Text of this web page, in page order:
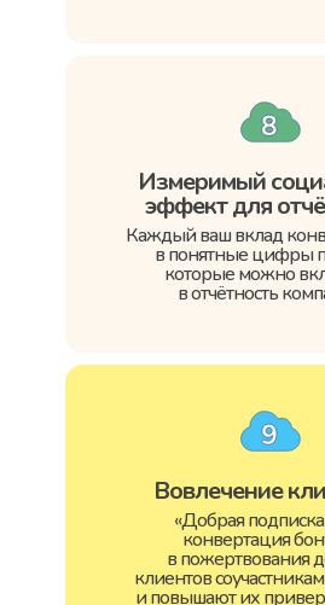
«Добрая
конвертация
в пожертвования
клиентов
и повышают их
Вовлечение
Каждый ваш вклад
в понятные цифры
которые можно
в отчётность
Измеримый
эффект для